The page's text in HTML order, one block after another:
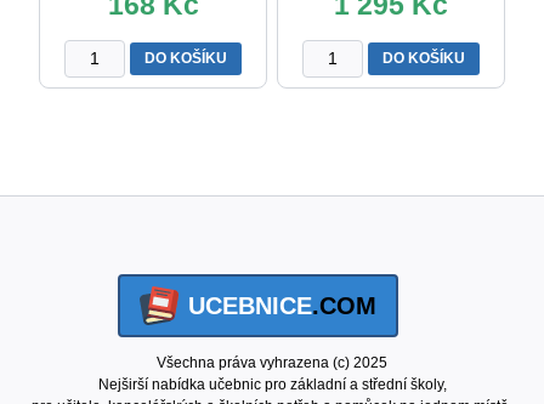
Chodíme
do
DO KOŠÍKU
Prvouka
-
sada
plakátů
8
ks
+
DO KOŠÍKU
UCEBNICE.COM
Všechna práva vyhrazena (c) 2025
Nejširší nabídka učebnic pro základní a střední školy,